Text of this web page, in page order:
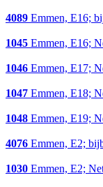
4089 Emmen, E16;
1045 Emmen, E16;
1046 Emmen, E17;
1047 Emmen, E18;
1048 Emmen, E19;
4076 Emmen, E2;
1030 Emmen, E2;